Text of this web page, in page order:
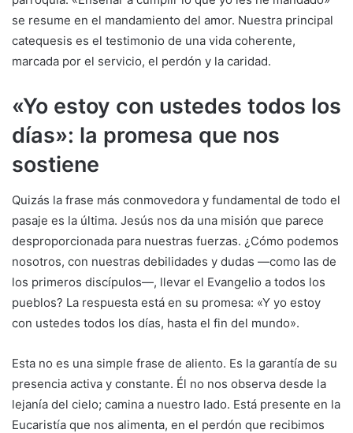
se resume en el mandamiento del amor. Nuestra principal
catequesis es el testimonio de una vida coherente,
marcada por el servicio, el perdón y la caridad.
«Yo estoy con ustedes todos los
días»: la promesa que nos
sostiene
Quizás la frase más conmovedora y fundamental de todo el
pasaje es la última. Jesús nos da una misión que parece
desproporcionada para nuestras fuerzas. ¿Cómo podemos
nosotros, con nuestras debilidades y dudas —como las de
los primeros discípulos—, llevar el Evangelio a todos los
pueblos? La respuesta está en su promesa: «Y yo estoy
con ustedes todos los días, hasta el fin del mundo».
Esta no es una simple frase de aliento. Es la garantía de su
presencia activa y constante. Él no nos observa desde la
lejanía del cielo; camina a nuestro lado. Está presente en la
Eucaristía que nos alimenta, en el perdón que recibimos